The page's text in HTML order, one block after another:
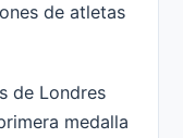
de atletas
de Londres
medalla